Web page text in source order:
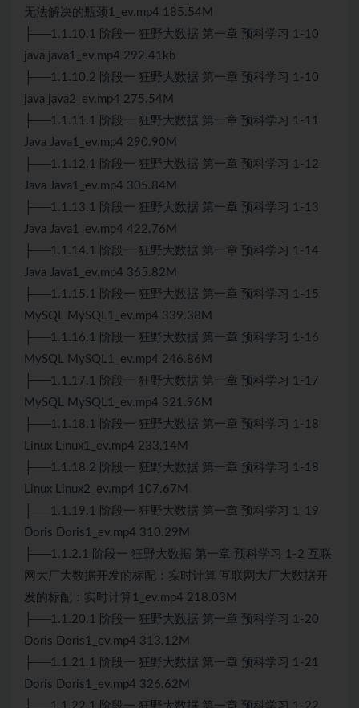
无法解决的瓶颈1_ev.mp4 185.54M
├──1.1.10.1 阶段一 狂野大数据 第一章 预科学习 1-10
java java1_ev.mp4 292.41kb
├──1.1.10.2 阶段一 狂野大数据 第一章 预科学习 1-10
java java2_ev.mp4 275.54M
├──1.1.11.1 阶段一 狂野大数据 第一章 预科学习 1-11
Java Java1_ev.mp4 290.90M
├──1.1.12.1 阶段一 狂野大数据 第一章 预科学习 1-12
Java Java1_ev.mp4 305.84M
├──1.1.13.1 阶段一 狂野大数据 第一章 预科学习 1-13
Java Java1_ev.mp4 422.76M
├──1.1.14.1 阶段一 狂野大数据 第一章 预科学习 1-14
Java Java1_ev.mp4 365.82M
├──1.1.15.1 阶段一 狂野大数据 第一章 预科学习 1-15
MySQL MySQL1_ev.mp4 339.38M
├──1.1.16.1 阶段一 狂野大数据 第一章 预科学习 1-16
MySQL MySQL1_ev.mp4 246.86M
├──1.1.17.1 阶段一 狂野大数据 第一章 预科学习 1-17
MySQL MySQL1_ev.mp4 321.96M
├──1.1.18.1 阶段一 狂野大数据 第一章 预科学习 1-18
Linux Linux1_ev.mp4 233.14M
├──1.1.18.2 阶段一 狂野大数据 第一章 预科学习 1-18
Linux Linux2_ev.mp4 107.67M
├──1.1.19.1 阶段一 狂野大数据 第一章 预科学习 1-19
Doris Doris1_ev.mp4 310.29M
├──1.1.2.1 阶段一 狂野大数据 第一章 预科学习 1-2 互联
网大厂大数据开发的标配：实时计算 互联网大厂大数据开
发的标配：实时计算1_ev.mp4 218.03M
├──1.1.20.1 阶段一 狂野大数据 第一章 预科学习 1-20
Doris Doris1_ev.mp4 313.12M
├──1.1.21.1 阶段一 狂野大数据 第一章 预科学习 1-21
Doris Doris1_ev.mp4 326.62M